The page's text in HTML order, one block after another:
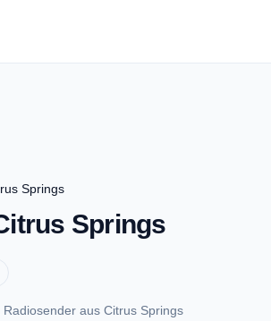
Springs
Springs
Radiosender aus Citrus Springs